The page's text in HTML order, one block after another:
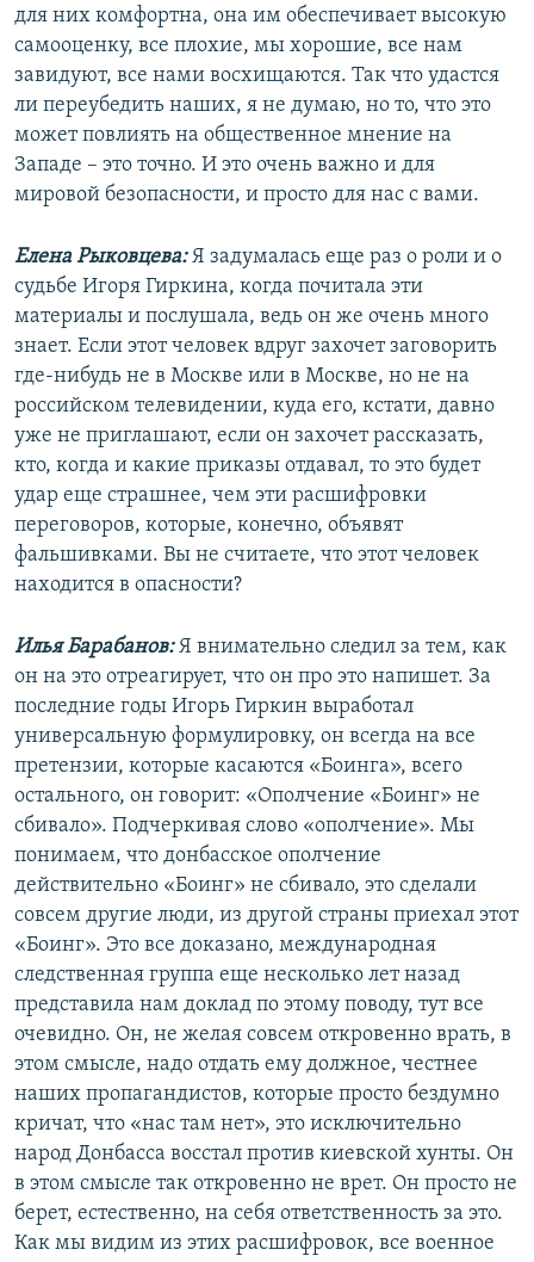
для них комфортна, она им обеспечивает высокую
самооценку, все плохие, мы хорошие, все нам
завидуют, все нами восхищаются. Так что удастся
ли переубедить наших, я не думаю, но то, что это
может повлиять на общественное мнение на
Западе – это точно. И это очень важно и для
мировой безопасности, и просто для нас с вами.
Елена Рыковцева:Я задумалась еще раз о роли и о
судьбе Игоря Гиркина, когда почитала эти
материалы и послушала, ведь он же очень много
знает. Если этот человек вдруг захочет заговорить
где-нибудь не в Москве или в Москве, но не на
российском телевидении, куда его, кстати, давно
уже не приглашают, если он захочет рассказать,
кто, когда и какие приказы отдавал, то это будет
удар еще страшнее, чем эти расшифровки
переговоров, которые, конечно, объявят
фальшивками. Вы не считаете, что этот человек
находится в опасности?
Илья Барабанов:Я внимательно следил за тем, как
он на это отреагирует, что он про это напишет. За
последние годы Игорь Гиркин выработал
универсальную формулировку, он всегда на все
претензии, которые касаются «Боинга», всего
остального, он говорит: «Ополчение «Боинг» не
сбивало». Подчеркивая слово «ополчение». Мы
понимаем, что донбасское ополчение
действительно «Боинг» не сбивало, это сделали
совсем другие люди, из другой страны приехал этот
«Боинг». Это все доказано, международная
следственная группа еще несколько лет назад
представила нам доклад по этому поводу, тут все
очевидно. Он, не желая совсем откровенно врать, в
этом смысле, надо отдать ему должное, честнее
наших пропагандистов, которые просто бездумно
кричат, что «нас там нет», это исключительно
народ Донбасса восстал против киевской хунты. Он
в этом смысле так откровенно не врет. Он просто не
берет, естественно, на себя ответственность за это.
Как мы видим из этих расшифровок, все военное